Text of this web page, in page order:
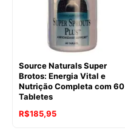
Source Naturals Super
Brotos: Energia Vital e
Nutrição Completa com 60
Tabletes
R$185,95